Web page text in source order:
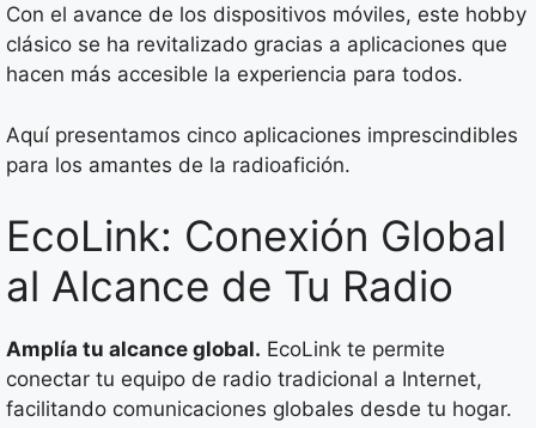
Con el avance de los dispositivos móviles, este hobby
clásico se ha revitalizado gracias a aplicaciones que
hacen más accesible la experiencia para todos.
Aquí presentamos cinco aplicaciones imprescindibles
para los amantes de la radioafición.
EcoLink: Conexión Global
al Alcance de Tu Radio
Amplía tu alcance global. EcoLink te permite
conectar tu equipo de radio tradicional a Internet,
facilitando comunicaciones globales desde tu hogar.